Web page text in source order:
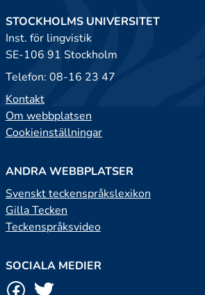
STOCKHOLMS UNIVERSITET
Inst. för lingvistik
SE-106 91 Stockholm
Telefon: 08-16 23 47
Kontakt
Om webbplatsen
Cookieinställningar
ANDRA WEBBPLATSER
Svenskt teckenspråkslexikon
Gilla Tecken
Teckenspråksvideo
SOCIALA MEDIER